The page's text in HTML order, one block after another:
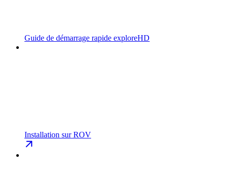
Guide de démarrage rapide exploreHD
Installation sur ROV